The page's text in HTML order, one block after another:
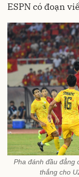
ESPN có đoạn
Pha đánh đầu đẳng
thắng cho